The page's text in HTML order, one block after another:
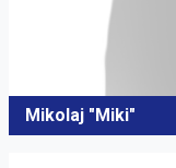
Mikolaj "Miki"